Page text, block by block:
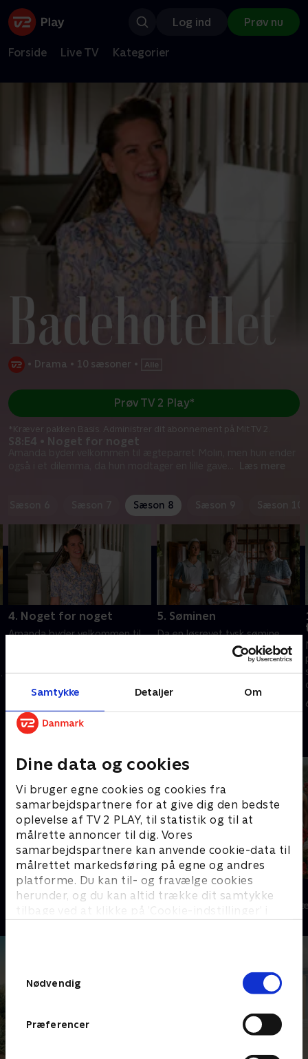
Samtykke Detaljer Om
Dine data og cookies
Vi bruger egne cookies og cookies fra
samarbejdspartnere for at give dig den bedste
oplevelse af TV 2 PLAY, til statistik og til at
målrette annoncer til dig. Vores
samarbejdspartnere kan anvende cookie-data til
målrettet markedsføring på egne og andres
platforme. Du kan til- og fravælge cookies
herunder, og du kan altid trække dit samtykke
tilbage ved at klikke på ’Cookie-indstillinger’ i
Nødvendig
Præferencer
Log ind Prøv nu
Forside Live TV Kategorier
• Drama • 10 sæsoner •
S8:E4 • Noget for noget
Prøv TV 2 Play*
*Kræver pakken Basis. Administrer dit abonnement på Mit TV 2.
Sæson 8
4. Noget for noget
Amanda byder velkommen til
hun modtager en lille gave fra
for gæsterne.
14. februar 2021 • 48 min
5. Søminen
Da en løsrevet tysk sømine
driver i land lige neden for
hotellet, bliver det indledningen
til en dramatisk afslutning på
21. februar 2021 • 50 min
Andre så også
Sygeplejeskolen Klovn
Komedie • 11